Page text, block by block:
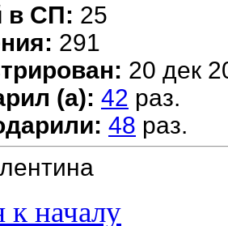
в СП: 25
291
20 дек
(а): 42 раз.
48 раз.
к началу